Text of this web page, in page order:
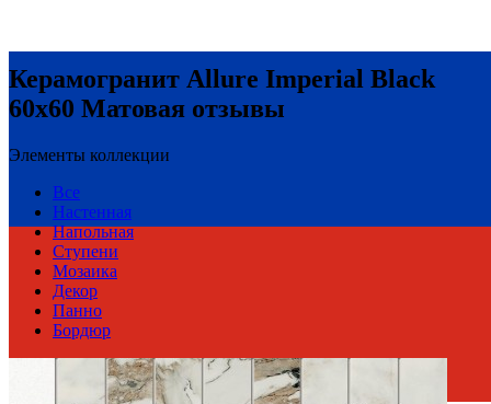
Керамогранит Allure Imperial Black
60x60 Матовая отзывы
Элементы коллекции
Все
Настенная
Напольная
Ступени
Мозаика
Декор
Панно
Бордюр